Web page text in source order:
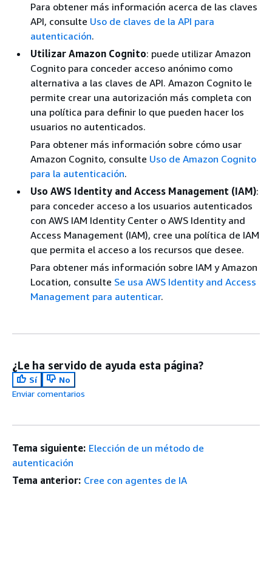
Para obtener más información acerca de las claves
API, consulte Uso de claves de la API para
autenticación.
Utilizar Amazon Cognito: puede utilizar Amazon
Cognito para conceder acceso anónimo como
alternativa a las claves de API. Amazon Cognito le
permite crear una autorización más completa con
una política para definir lo que pueden hacer los
usuarios no autenticados.
Para obtener más información sobre cómo usar
Amazon Cognito, consulte Uso de Amazon Cognito
para la autenticación.
Uso AWS Identity and Access Management (IAM):
para conceder acceso a los usuarios autenticados
con AWS IAM Identity Center o AWS Identity and
Access Management (IAM), cree una política de IAM
que permita el acceso a los recursos que desee.
Para obtener más información sobre IAM y Amazon
Location, consulte Se usa AWS Identity and Access
Management para autenticar.
¿Le ha servido de ayuda esta página?
Sí
No
Enviar comentarios
Tema siguiente: Elección de un método de
autenticación
Tema anterior: Cree con agentes de IA